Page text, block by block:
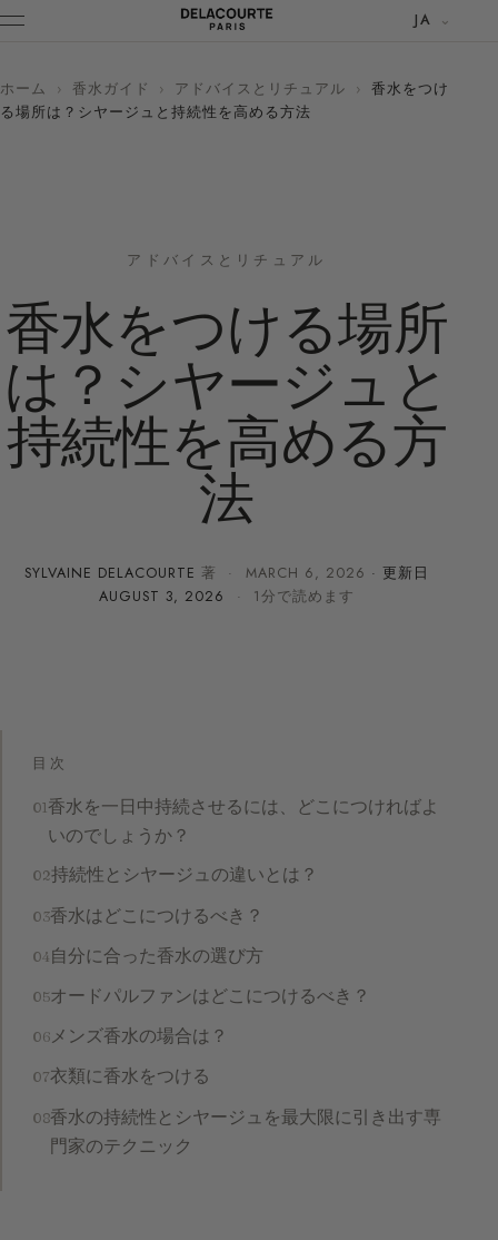
JA
ホーム › 香水ガイド › アドバイスとリチュアル › 香水をつけ
る場所は？シヤージュと持続性を高める方法
アドバイスとリチュアル
香水をつける場所
は？シヤージュと
持続性を高める方
法
SYLVAINE DELACOURTE 著 · MARCH 6, 2026 · 更新日
AUGUST 3, 2026
· 1分で読めます
目次
香水を一日中持続させるには、どこにつければよ
いのでしょうか？
持続性とシヤージュの違いとは？
香水はどこにつけるべき？
自分に合った香水の選び方
オードパルファンはどこにつけるべき？
メンズ香水の場合は？
衣類に香水をつける
香水の持続性とシヤージュを最大限に引き出す専
門家のテクニック